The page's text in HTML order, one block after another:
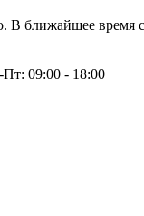
В ближайшее время
09:00 - 18:00